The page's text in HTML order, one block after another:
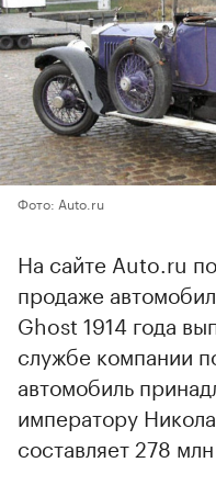
Фото: Auto.ru
На сайте Auto.ru
продаже
Ghost 1914 года
службе компании
автомобиль
императору
составляет 278